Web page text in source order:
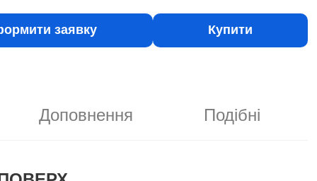
заявку Купити
Доповнення Подібні